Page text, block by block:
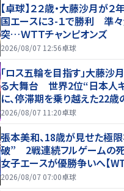
【卓球】２２歳・大藤沙月が
国エースに３-１で勝利 準
突…ＷＴＴチャンピオンズ
2026/08/07 12:56卓球
「ロス五輪を目指す」大藤沙
る大舞台 世界2位“日本人
に、停滞期を乗り越えた22
2026/08/07 11:20卓球
張本美和、18歳が見せた極
破” 2戦連続フルゲームの死
女子エースが優勝争いへ【
浜2026】
2026/08/07 07:00卓球